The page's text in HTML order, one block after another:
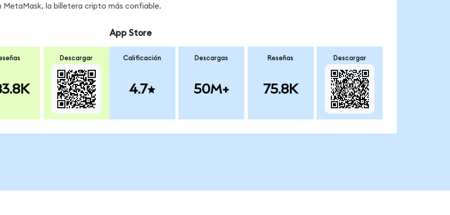
MetaMask, la billetera cripto más confiable.
Descargar
App Store
Calificación
4.7
Descargas
50M+
Reseñas
75.8K
Descargar